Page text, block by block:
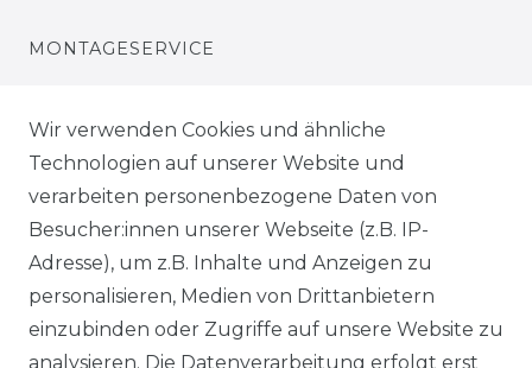
MONTAGESERVICE
BEZAHLUNG
KLIMA- UND UMWELTSCHUTZ
LEXIKON
UNTERNEHMEN
Wir verwenden Cookies und ähnliche
Technologien auf unserer Website und
verarbeiten personenbezogene Daten von
Besucher:innen unserer Webseite (z.B. IP-
Adresse), um z.B. Inhalte und Anzeigen zu
personalisieren, Medien von Drittanbietern
einzubinden oder Zugriffe auf unsere Website zu
analysieren. Die Datenverarbeitung erfolgt erst